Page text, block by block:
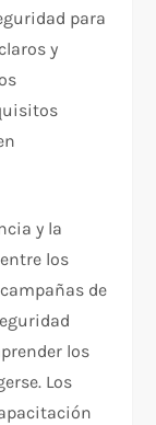
para
y
y la
los
de
los
Los